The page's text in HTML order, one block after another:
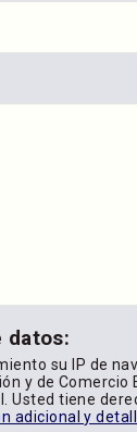
datos:
su IP de
y de
Usted tiene
adicional y